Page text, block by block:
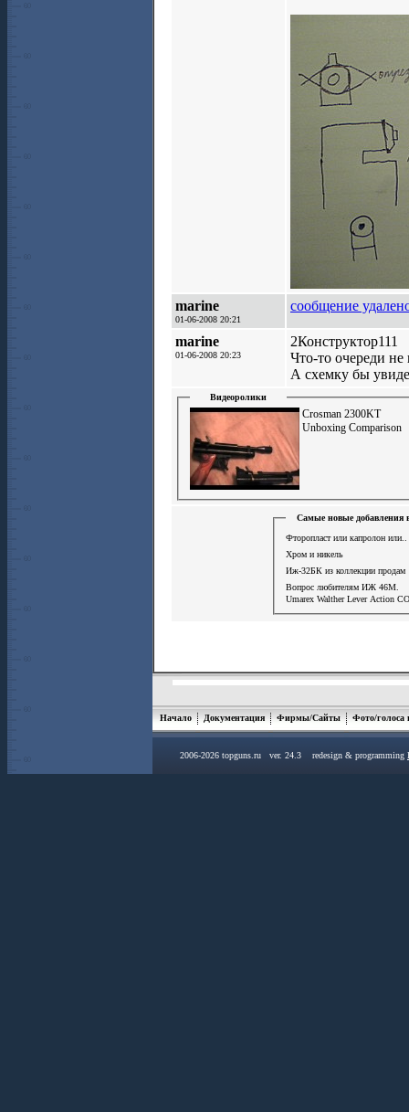
marine
01-06-2008 20:21
сообщение
marine
01-06-2008 20:23
2Конструктор111
Что-то очереди
А схемку бы
Видеоролики
Crosman 2300KT
Unboxing Comparison
Самые новые добавления
Фторопласт или капролон или..
Хром и никель
Иж-32БК из коллекции продам
Вопрос любителям ИЖ 46М.
Umarex Walther Lever Action
Начало Документация Фирмы/Сайты Фото/голоса
2006-2026 topguns.ru ver. 24.3 redesign & programming